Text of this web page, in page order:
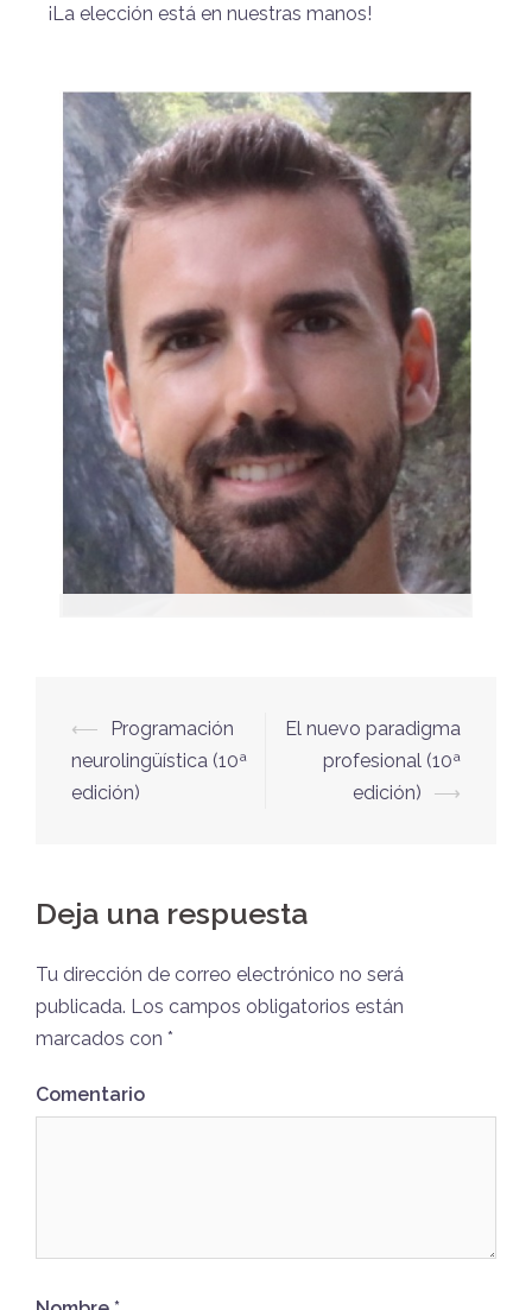
¡La elección está en nuestras manos!
⟵
Programación
neurolingüística (10ª
edición)
El nuevo paradigma
profesional (10ª
edición)
⟶
Deja una respuesta
Tu dirección de correo electrónico no será
publicada. Los campos obligatorios están
marcados con *
Comentario